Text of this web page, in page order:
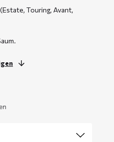
Touring, Avant,